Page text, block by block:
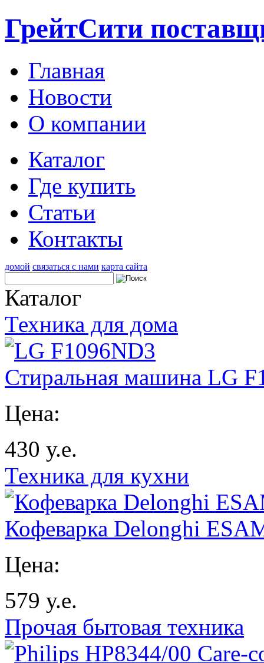
ГрейтСити
Главная
Новости
О компании
Каталог
Где купить
Статьи
Контакты
домой связаться с нами карта сайта
Каталог
Техника для дома
Стиральная машина LG
Цена:
430 у.е.
Техника для кухни
Кофеварка Delonghi
Цена:
579 у.е.
Прочая бытовая техника